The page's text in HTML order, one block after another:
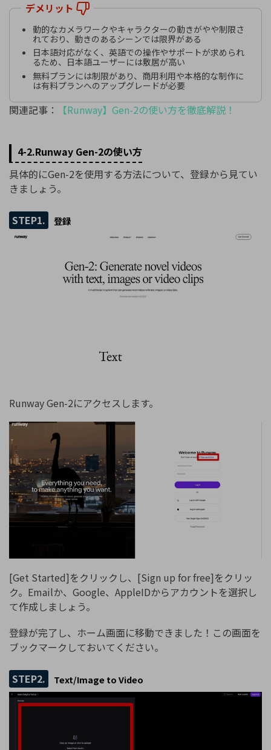
デメリット
動的なカメラワークやキャラクターの動きがやや制限さ
れており、動きのあるシーンでは限界がある
日本語対応がなく、英語での操作やサポートが求められ
るため、日本語ユーザーには敷居が高い
無料プランには制限があり、商用利用や本格的な制作に
は有料プランへのアップグレードが必要
関連記事： 【Runway】Gen-2の使い方を徹底解説！
4-2.Runway Gen-2の使い方
具体的にGen-2を使用する方法について、登録から見てい
きましょう。
STEP1. 登録
Runway Gen-2にアクセスします。
[Get Started]をクリックし、[Sign up for free]をクリッ
ク。Emailか、Google、AppleIDからアカウントを選択し
て作成しましょう。
登録が完了し、ホーム画面に移動できました！この画面を
ブックマークしておいてください。
STEP2. Text/Image to Video